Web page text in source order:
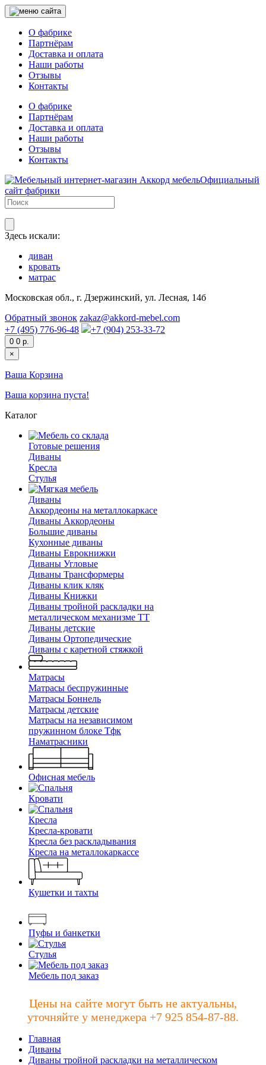
О фабрике
Партнёрам
Доставка и оплата
Наши работы
Отзывы
Контакты
О фабрике
Партнёрам
Доставка и оплата
Наши работы
Отзывы
Контакты
Официальный
сайт фабрики
Здесь искали:
диван
кровать
матрас
Московская обл., г. Дзержинский, ул. Лесная, 14б
Обратный звонок zakaz@akkord-mebel.com
+7 (495) 776-96-48
+7 (904) 253-33-72
0 0 р.
×
Ваша Корзина
Ваша корзина пуста!
Каталог
Готовые решения
Диваны
Кресла
Стулья
Диваны
Аккордеоны на металлокаркасе
Диваны Аккордеоны
Большие диваны
Кухонные диваны
Диваны Еврокнижки
Диваны Угловые
Диваны Трансформеры
Диваны клик кляк
Диваны Книжки
Диваны тройной раскладки на
металлическом механизме ТТ
Диваны детские
Диваны Ортопедические
Диваны с каретной стяжкой
Матрасы
Матрасы беспружинные
Матрасы Боннель
Матрасы детские
Матрасы на независимом
пружинном блоке Тфк
Наматрасники
Офисная мебель
Кровати
Кресла
Кресла-кровати
Кресла без раскладывания
Кресла на металлокаркассе
Кушетки и тахты
Пуфы и банкетки
Стулья
Мебель под заказ
Цены на сайте могут быть не актуальны,
уточняйте у менеджера +7 925 854-87-88.
Главная
Диваны
Диваны тройной раскладки на металлическом